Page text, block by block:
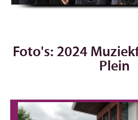
Foto's: 2024
Plein